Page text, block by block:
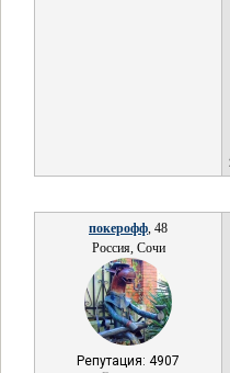
покерофф, 48
Россия, Сочи
Репутация: 4907